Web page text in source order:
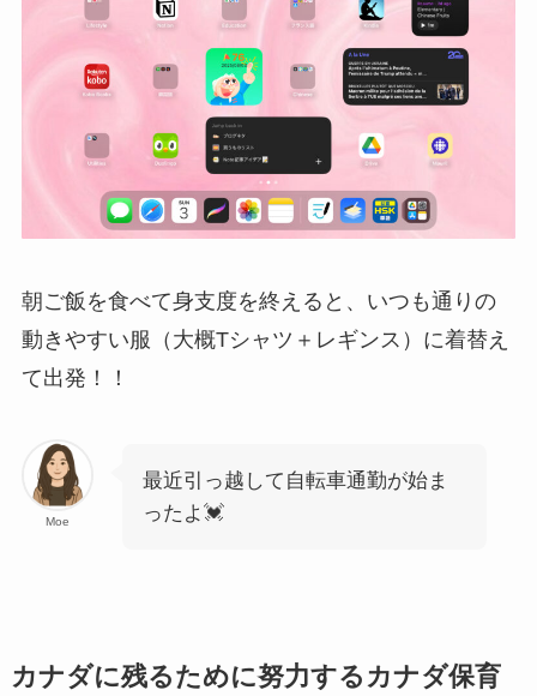
朝ご飯を食べて身支度を終えると、いつも通りの
動きやすい服（大概Tシャツ＋レギンス）に着替え
て出発！！
Moe
最近引っ越して自転車通勤が始ま
ったよ💓
カナダに残るために努力するカナダ保育